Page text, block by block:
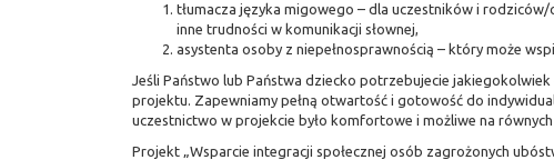
tłumacza języka migowego – dla uczestników i
inne trudności w komunikacji słownej,
asystenta osoby z niepełnosprawnością – który może
Jeśli Państwo lub Państwa dziecko potrzebujecie
projektu. Zapewniamy pełną otwartość i gotowość do
uczestnictwo w projekcie było komfortowe i możliwe na równych
Projekt „Wsparcie integracji społecznej osób zagrożonych